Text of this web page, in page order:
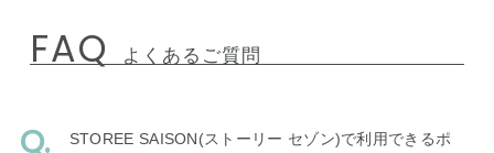
FAQ よくあるご質問
STOREE SAISON(ストーリー セゾン)で利用できるポ